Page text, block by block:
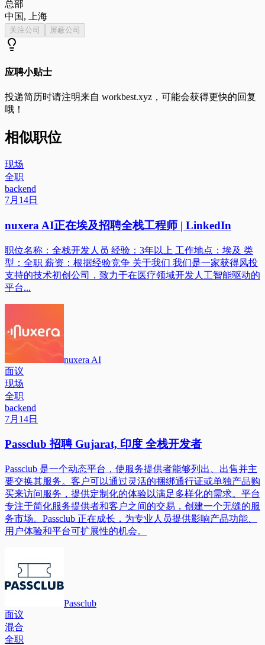
总部
中国, 上海
关注公司 屏蔽公司
应聘小贴士
投递简历时请注明来自 workbest.xyz ，可能会获得更快的回复
哦！
相似职位
现场
全职
backend
7月14日
nuxera AI正在埃及招聘全栈工程师 | LinkedIn
职位名称：全栈开发人员 经验：3年以上 工作地点：埃及 类
型：全职 薪资：根据经验竞争 关于我们 我们是一家获得风投
支持的技术初创公司，致力于在医疗领域开发人工智能驱动的
平台...
nuxera AI
面议
现场
全职
backend
7月14日
Passclub 招聘 Gujarat, 印度 全栈开发者
Passclub 是一个动态平台，使服务提供者能够列出、出售并主
要交换其服务。客户可以通过灵活的捆绑通行证或单独产品购
买来访问服务，提供定制化的体验以满足多样化的需求。平台
专注于简化服务提供者和客户之间的交易，创建一个无缝的服
务市场。Passclub 正在成长，为专业人员提供影响产品功能、
用户体验和平台可扩展性的机会。
Passclub
面议
混合
全职